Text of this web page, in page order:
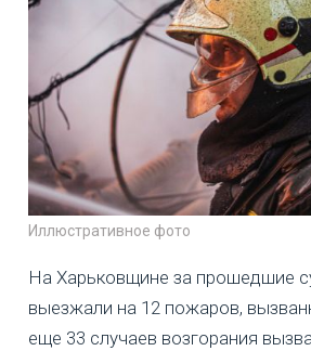
Иллюстративное фото
На Харьковщине за прошедшие
выезжали на 12 пожаров,
еще 33 случаев возгорания